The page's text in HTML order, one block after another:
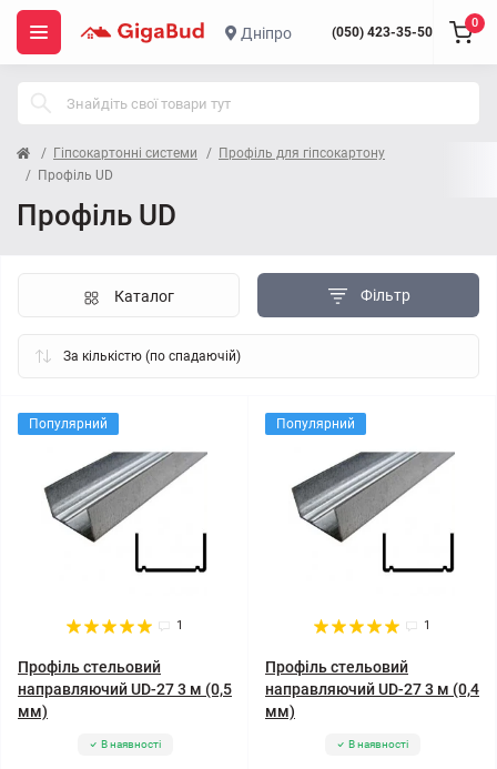
Дніпро (050) 423-35-50
0
Гіпсокартонні системи
Профіль для гіпсокартону
Профіль UD
Профіль UD
Фільтр
Каталог
Популярний
1
Профіль стельовий
направляючий UD-27 3 м (0,5
мм)
В наявності
Популярний
1
Профіль стельовий
направляючий UD-27 3 м (0,4
мм)
В наявності